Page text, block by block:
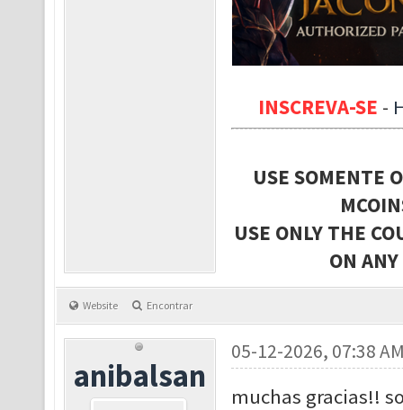
INSCREVA-SE -
USE SOMENTE
USE ONLY THE
ON
Website Encontrar
anibalsan
05-12-2026, 07:38
muchas gracias!!